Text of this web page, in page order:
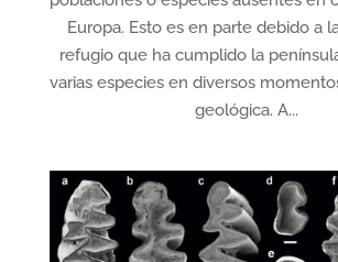
Europa. Esto es en parte debido a
refugio que ha cumplido la
varias especies en diversos
geológica. A...